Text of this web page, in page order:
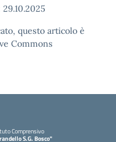
29.10.2025
questo articolo è
Commons
Comprensivo
S.G. Bosco"